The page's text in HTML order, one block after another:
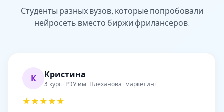
Студенты разных вузов, которые попробовали
нейросеть вместо биржи фрилансеров.
К Кристина
3 курс · РЭУ им. Плеханова · маркетинг
★★★★★